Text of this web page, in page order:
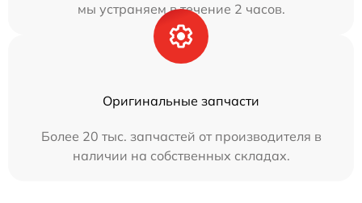
мы устраняем в течение 2 часов.
Оригинальные запчасти
Более 20 тыс. запчастей от производителя в
наличии на собственных складах.